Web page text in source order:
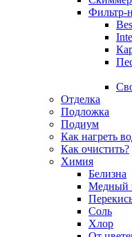
Фильтр-
Отделка
Подложка
Подиум
Как нагреть
Как очистить?
Химия
Белизна
Медный
Соль
Хлор